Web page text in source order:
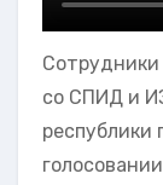
Сотрудники
со СПИД и
республики